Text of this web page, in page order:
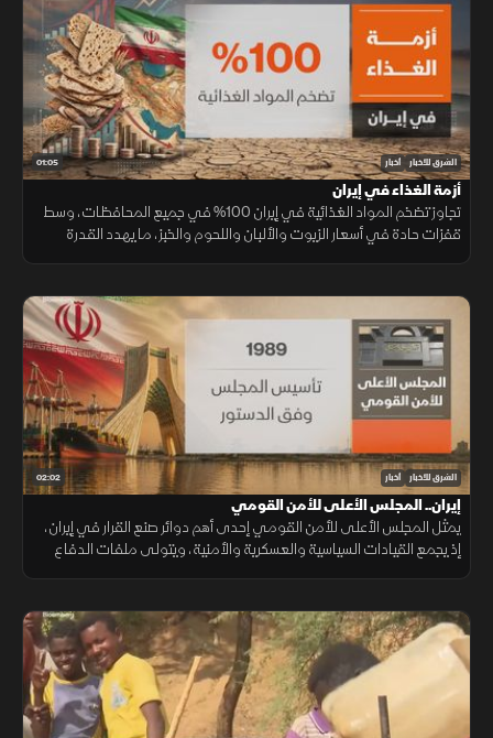
01:05 الشرق للأخبار أخبار
أزمة الغذاء في إيران
تجاوز تضخم المواد الغذائية في إيران 100% في جميع المحافظات، وسط
قفزات حادة في أسعار الزيوت والألبان واللحوم والخبز، ما يهدد القدرة
02:02 الشرق للأخبار أخبار
إيران.. المجلس الأعلى للأمن القومي
يمثل المجلس الأعلى للأمن القومي إحدى أهم دوائر صنع القرار في إيران،
إذ يجمع القيادات السياسية والعسكرية والأمنية، ويتولى ملفات الدفاع